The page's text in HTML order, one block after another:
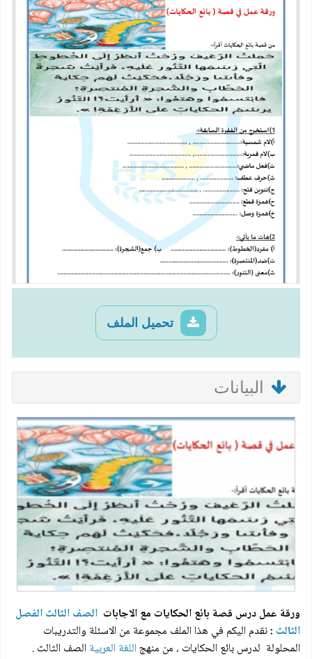
تحميل الملف
البيانات
ورقة عمل درس قصة بائع الحكايات مع الاجابات الصف الثالثالفصل
الثالث :نقدم اليكم في هذا الملف مجموعة من الاسئلة والتدريبات
المحلولة لدرس بائع الحكايات ، من منهجاللغة العربية الصف الثالث .